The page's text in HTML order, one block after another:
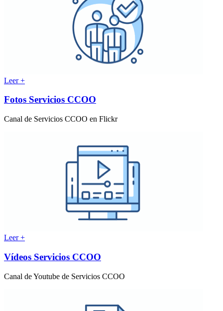
Leer +
Fotos Servicios CCOO
Canal de Servicios CCOO en Flickr
Leer +
Vídeos Servicios CCOO
Canal de Youtube de Servicios CCOO